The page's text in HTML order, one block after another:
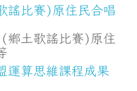
謠比賽)原住民合唱
鄉土歌謠比賽)原住
運算思維課程成果